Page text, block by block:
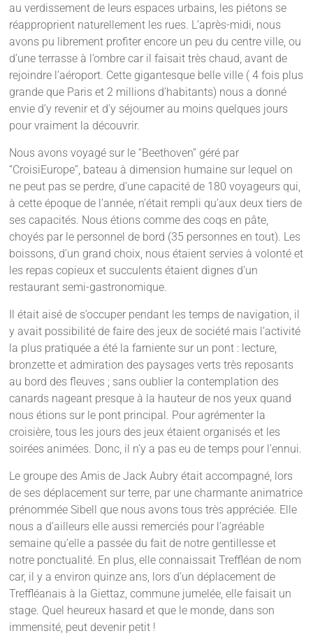
au verdissement de leurs espaces urbains, les piétons se
réapproprient naturellement les rues. L’après-midi, nous
avons pu librement profiter encore un peu du centre ville, ou
d’une terrasse à l’ombre car il faisait très chaud, avant de
rejoindre l’aéroport. Cette gigantesque belle ville ( 4 fois plus
grande que Paris et 2 millions d’habitants) nous a donné
envie d’y revenir et d’y séjourner au moins quelques jours
pour vraiment la découvrir.
Nous avons voyagé sur le “Beethoven” géré par
“CroisiEurope”, bateau à dimension humaine sur lequel on
ne peut pas se perdre, d’une capacité de 180 voyageurs qui,
à cette époque de l’année, n’était rempli qu’aux deux tiers de
ses capacités. Nous étions comme des coqs en pâte,
choyés par le personnel de bord (35 personnes en tout). Les
boissons, d’un grand choix, nous étaient servies à volonté et
les repas copieux et succulents étaient dignes d’un
restaurant semi-gastronomique.
Il était aisé de s’occuper pendant les temps de navigation, il
y avait possibilité de faire des jeux de société mais l’activité
la plus pratiquée a été la farniente sur un pont : lecture,
bronzette et admiration des paysages verts très reposants
au bord des fleuves ; sans oublier la contemplation des
canards nageant presque à la hauteur de nos yeux quand
nous étions sur le pont principal. Pour agrémenter la
croisière, tous les jours des jeux étaient organisés et les
soirées animées. Donc, il n’y a pas eu de temps pour l’ennui.
Le groupe des Amis de Jack Aubry était accompagné, lors
de ses déplacement sur terre, par une charmante animatrice
prénommée Sibell que nous avons tous très appréciée. Elle
nous a d’ailleurs elle aussi remerciés pour l’agréable
semaine qu’elle a passée du fait de notre gentillesse et
notre ponctualité. En plus, elle connaissait Treffléan de nom
car, il y a environ quinze ans, lors d’un déplacement de
Treffléanais à la Giettaz, commune jumelée, elle faisait un
stage. Quel heureux hasard et que le monde, dans son
immensité, peut devenir petit !